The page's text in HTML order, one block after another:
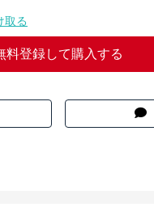
取る
料登録して購入する